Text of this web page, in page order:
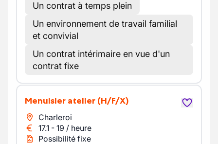
Un contrat à temps plein
Un environnement de travail familial
et convivial
Un contrat intérimaire en vue d'un
contrat fixe
Menuisier atelier (H/F/X)
Charleroi
17.1 - 19 / heure
Possibilité fixe